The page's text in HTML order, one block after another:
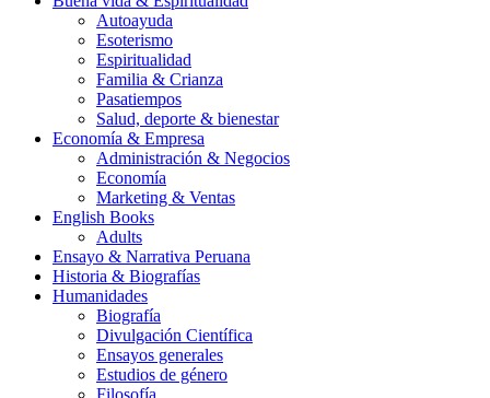
Autoayuda
Esoterismo
Espiritualidad
Familia & Crianza
Pasatiempos
Salud, deporte & bienestar
Economía & Empresa
Administración & Negocios
Economía
Marketing & Ventas
English Books
Adults
Ensayo & Narrativa Peruana
Historia & Biografías
Humanidades
Biografía
Divulgación Científica
Ensayos generales
Estudios de género